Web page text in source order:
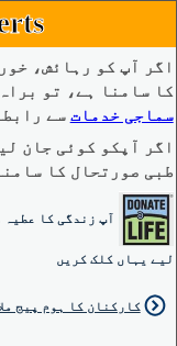
اگر آپ کو رہائش،
کا سامنا ہے، تو
سماجی خدمات سے
اگر آپکو کوئی جان
طبی صورتحال کا سامنا ہے، تو
آپ زندگی کا
لیے یہاں کلک کریں
کارکنان کا ہوم پیج